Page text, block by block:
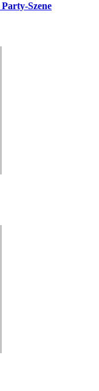
Szene